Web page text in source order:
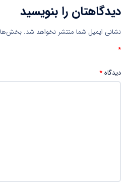
دیدگاهتان را بنویسید
نشانی ایمیل شما منتشر نخواهد شد.
*
دیدگاه*